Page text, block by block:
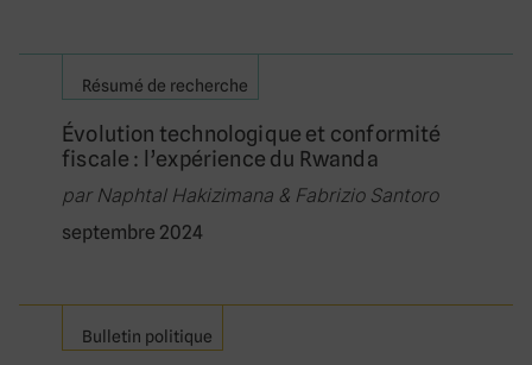
Résumé de recherche
Évolution technologique et conformité
fiscale : l’expérience du Rwanda
par Naphtal Hakizimana & Fabrizio Santoro
septembre 2024
Bulletin politique